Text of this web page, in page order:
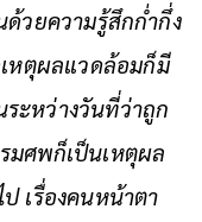
ด้วยความรู้สึกก่ำกึ่ง
เหตุผลแวดล้อมก็มี
ะหว่างวันที่ว่าถูก
มศพก็เป็นเหตุผล
ป เรื่องคนหน้าตา